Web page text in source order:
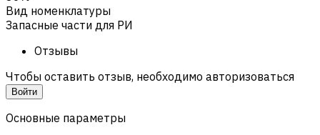
Вид номенклатуры
Запасные части для РИ
Отзывы
Чтобы оставить отзыв, необходимо авторизоваться
Войти
Основные параметры